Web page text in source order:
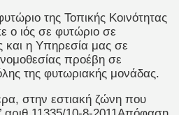
της Τοπικής Κοινότητας
ο ιός σε φυτώριο σε
και η Υπηρεσία μας σε
προέβη σε
της φυτωριακής μονάδας.
στην εστιακή ζώνη που